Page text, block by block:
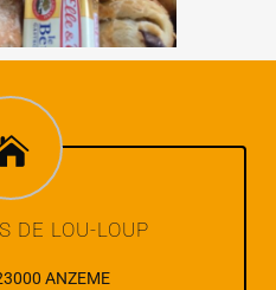
DE LOU-LOUP
ANZEME